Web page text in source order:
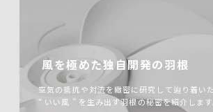
風を極めた独自開発の羽根
空気の抵抗や対流を緻密に研究して辿り着いた
“ いい風 ” を生み出す羽根の秘密を紹介します